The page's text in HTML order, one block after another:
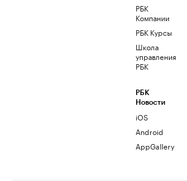
РБК
Компании
РБК Курсы
Школа
управления
РБК
РБК
Новости
iOS
Android
AppGallery